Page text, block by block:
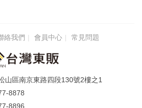
絡我們 會員中心 常見問題
山區南京東路四段130號2樓之1
8878
8896